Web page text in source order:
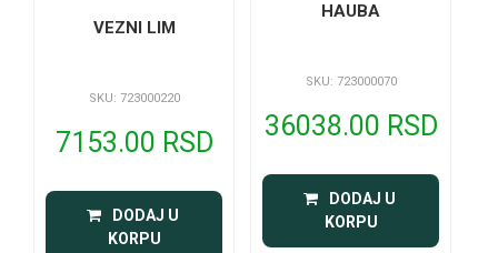
VEZNI LIM
SKU: 723000220
7153.00 RSD
DODAJ U
KORPU
HAUBA
SKU: 723000070
36038.00 RSD
DODAJ U
KORPU